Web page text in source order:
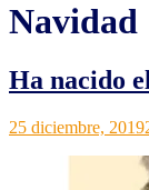
Navidad
Ha nacido
Grupos
Noticias,
25 diciembre, 2019